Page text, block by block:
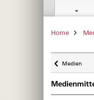
Home
to
Medien